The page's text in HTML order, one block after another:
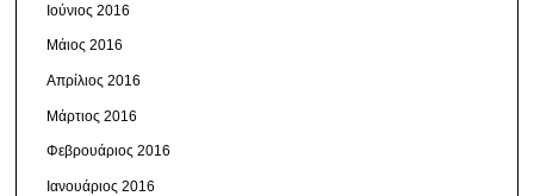
Ιούνιος 2016
Μάιος 2016
Απρίλιος 2016
Μάρτιος 2016
Φεβρουάριος 2016
Ιανουάριος 2016